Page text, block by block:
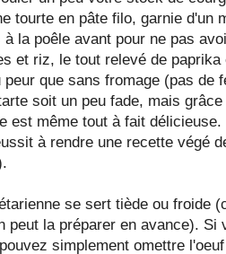
tourte en pâte filo, garnie d'un
à la poêle avant pour ne pas
et riz, le tout relevé de paprika
peur que sans fromage (pas de
soit un peu fade, mais
est même tout à fait
à rendre une recette végé
se sert tiède ou froide
peut la préparer en avance). Si
simplement omettre